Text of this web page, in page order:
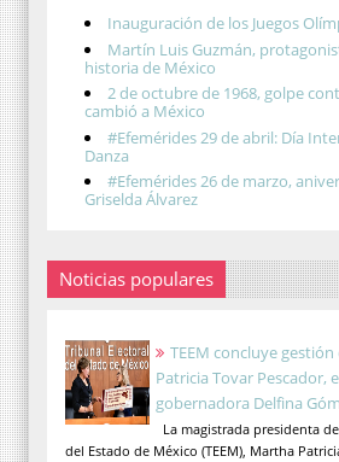
Inauguración de los Juegos
Martín Luis Guzmán,
historia de México
2 de octubre de 1968, golpe
cambió a México
#Efemérides 29 de abril: Día
Danza
#Efemérides 26 de marzo,
Griselda Álvarez
Noticias populares
TEEM concluye
Patricia Tovar Pescador,
gobernadora Delfina
La magistrada presidenta
del Estado de México (TEEM), Martha